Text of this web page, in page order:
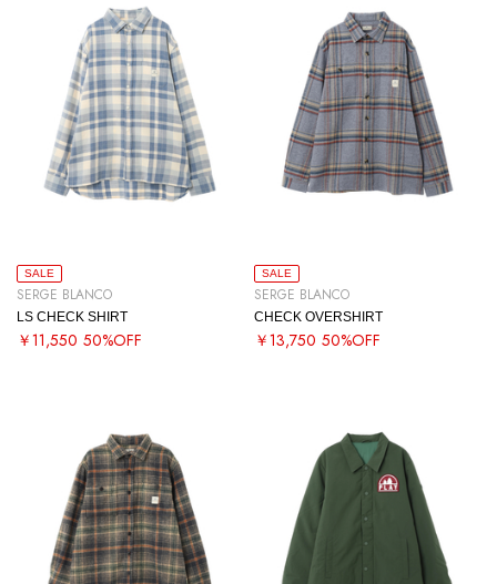
SALE
SERGE BLANCO
LS CHECK SHIRT
￥11,550 50%OFF
SALE
SERGE BLANCO
CHECK OVERSHIRT
￥13,750 50%OFF